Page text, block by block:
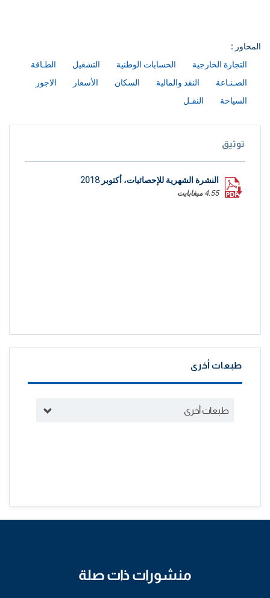
المحاور :
التجارة الخارجية
الحسابات الوطنية التشغيل
الطـاقة
الصـنـاعة
النقد والمالية السكان الأسعار
الاجور
السياحة
النقـل
توثيق
النشرة الشهرية للإحصائيات، أكتوبر 2018
4.55 ميغابايت
طبعات أخرى
طبعات أخرى
منشورات ذات صلة